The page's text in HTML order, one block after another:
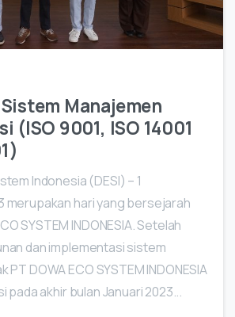
4
Manajemen
(ISO 9001, ISO 14001
Indonesia (DESI) – 1
merupakan hari yang bersejarah
SYSTEM INDONESIA. Setelah
dan implementasi sistem
DOWA ECO SYSTEM INDONESIA
akhir bulan Januari 2023...